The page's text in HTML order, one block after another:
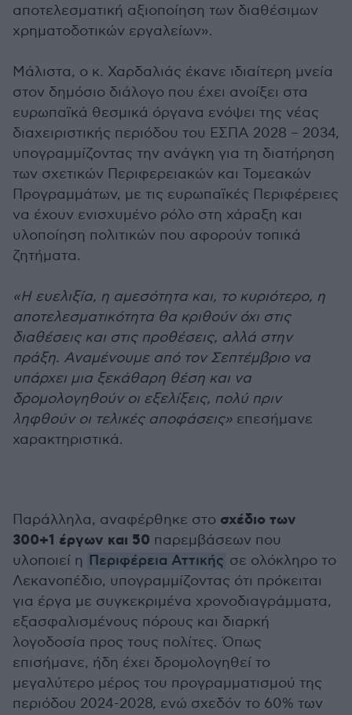
αποτελεσματική αξιοποίηση των διαθέσιμων
χρηματοδοτικών εργαλείων».
Μάλιστα, ο κ. Χαρδαλιάς έκανε ιδιαίτερη μνεία
στον δημόσιο διάλογο που έχει ανοίξει στα
ευρωπαϊκά θεσμικά όργανα ενόψει της νέας
διαχειριστικής περιόδου του ΕΣΠΑ 2028 – 2034,
υπογραμμίζοντας την ανάγκη για τη διατήρηση
των σχετικών Περιφερειακών και Τομεακών
Προγραμμάτων, με τις ευρωπαϊκές Περιφέρειες
να έχουν ενισχυμένο ρόλο στη χάραξη και
υλοποίηση πολιτικών που αφορούν τοπικά
ζητήματα.
«Η ευελιξία, η αμεσότητα και, το κυριότερο, η
αποτελεσματικότητα θα κριθούν όχι στις
διαθέσεις και στις προθέσεις, αλλά στην
πράξη. Αναμένουμε από τον Σεπτέμβριο να
υπάρχει μια ξεκάθαρη θέση και να
δρομολογηθούν οι εξελίξεις, πολύ πριν
ληφθούν οι τελικές αποφάσεις» επεσήμανε
χαρακτηριστικά.
Παράλληλα, αναφέρθηκε στο σχέδιο των
300+1 έργων και 50 παρεμβάσεων που
υλοποιεί η Περιφέρεια Αττικής σε ολόκληρο το
Λεκανοπέδιο, υπογραμμίζοντας ότι πρόκειται
για έργα με συγκεκριμένα χρονοδιαγράμματα,
εξασφαλισμένους πόρους και διαρκή
λογοδοσία προς τους πολίτες. Όπως
επισήμανε, ήδη έχει δρομολογηθεί το
μεγαλύτερο μέρος του προγραμματισμού της
περιόδου 2024-2028, ενώ σχεδόν το 60% των